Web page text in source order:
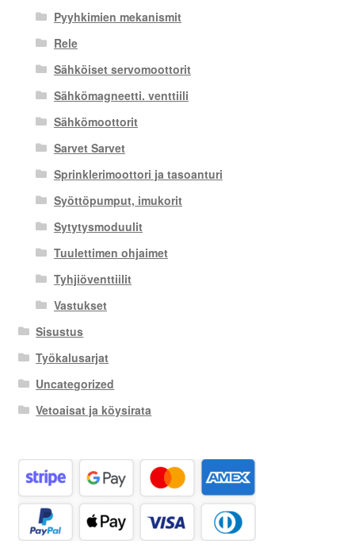
Pyyhkimien mekanismit
Rele
Sähköiset servomoottorit
Sähkömagneetti. venttiili
Sähkömoottorit
Sarvet Sarvet
Sprinklerimoottori ja tasoanturi
Syöttöpumput, imukorit
Sytytysmoduulit
Tuulettimen ohjaimet
Tyhjiöventtiilit
Vastukset
Sisustus
Työkalusarjat
Uncategorized
Vetoaisat ja köysirata